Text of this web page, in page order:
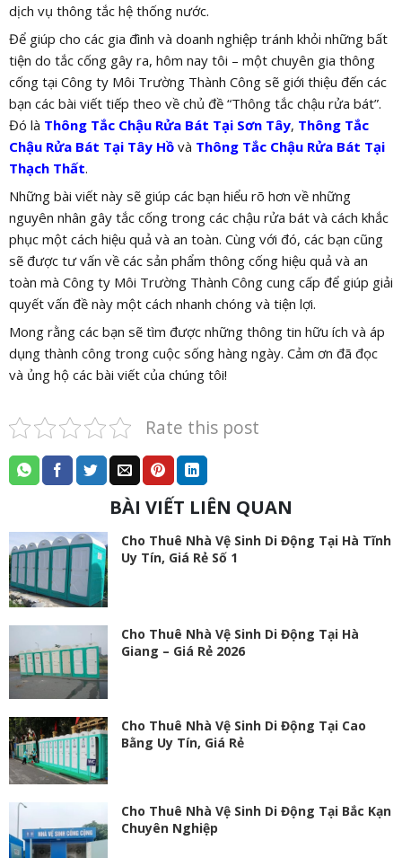
dịch vụ thông tắc hệ thống nước.
Để giúp cho các gia đình và doanh nghiệp tránh khỏi những bất
tiện do tắc cống gây ra, hôm nay tôi – một chuyên gia thông
cống tại Công ty Môi Trường Thành Công sẽ giới thiệu đến các
bạn các bài viết tiếp theo về chủ đề “Thông tắc chậu rửa bát”.
Đó là Thông Tắc Chậu Rửa Bát Tại Sơn Tây, Thông Tắc
Chậu Rửa Bát Tại Tây Hồvà Thông Tắc Chậu Rửa Bát Tại
Thạch Thất.
Những bài viết này sẽ giúp các bạn hiểu rõ hơn về những
nguyên nhân gây tắc cống trong các chậu rửa bát và cách khắc
phục một cách hiệu quả và an toàn. Cùng với đó, các bạn cũng
sẽ được tư vấn về các sản phẩm thông cống hiệu quả và an
toàn mà Công ty Môi Trường Thành Công cung cấp để giúp giải
quyết vấn đề này một cách nhanh chóng và tiện lợi.
Mong rằng các bạn sẽ tìm được những thông tin hữu ích và áp
dụng thành công trong cuộc sống hàng ngày. Cảm ơn đã đọc
và ủng hộ các bài viết của chúng tôi!
Rate this post
BÀI VIẾT LIÊN QUAN
Cho Thuê Nhà Vệ Sinh Di Động Tại Hà Tĩnh
Uy Tín, Giá Rẻ Số 1
Cho Thuê Nhà Vệ Sinh Di Động Tại Hà
Giang – Giá Rẻ 2026
Cho Thuê Nhà Vệ Sinh Di Động Tại Cao
Bằng Uy Tín, Giá Rẻ
Cho Thuê Nhà Vệ Sinh Di Động Tại Bắc Kạn
Chuyên Nghiệp